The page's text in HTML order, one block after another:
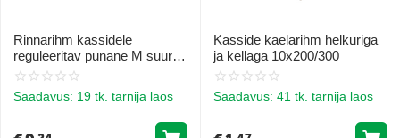
Rinnarihm kassidele
reguleeritav punane M suurus
24-32 cm 33-40 cm
Saadavus: 19 tk. tarnija laos
Kasside kaelarihm helkuriga
ja kellaga 10x200/300
Saadavus: 41 tk. tarnija laos